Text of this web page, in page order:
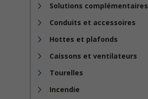
Solutions complémentaires
Conduits et accessoires
Hottes et plafonds
Caissons et ventilateurs
Tourelles
Incendie